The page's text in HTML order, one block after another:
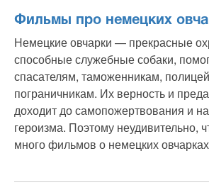
Фильмы про немецких
Немецкие овчарки — прекрасные
способные служебные собаки,
спасателям, таможенникам,
пограничникам. Их верность и
доходит до самопожертвования и
героизма. Поэтому неудивительно,
много фильмов о немецких